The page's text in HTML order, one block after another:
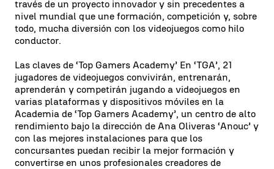
través de un proyecto innovador y sin precedentes a
nivel mundial que une formación, competición y, sobre
todo, mucha diversión con los videojuegos como hilo
conductor.
Las claves de ‘Top Gamers Academy’ En ‘TGA’, 21
jugadores de videojuegos convivirán, entrenarán,
aprenderán y competirán jugando a videojuegos en
varias plataformas y dispositivos móviles en la
Academia de ‘Top Gamers Academy’, un centro de alto
rendimiento bajo la dirección de Ana Oliveras ‘Anouc’ y
con las mejores instalaciones para que los
concursantes puedan recibir la mejor formación y
convertirse en unos profesionales creadores de